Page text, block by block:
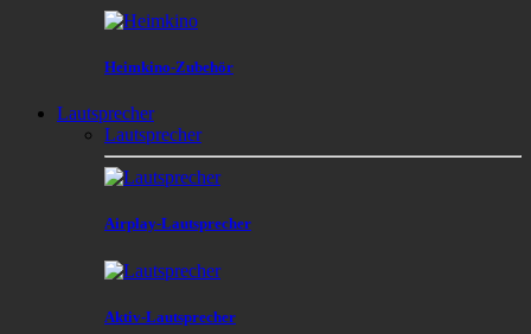
Heimkino-Zubehör
Lautsprecher
Lautsprecher
Airplay-Lautsprecher
Aktiv-Lautsprecher